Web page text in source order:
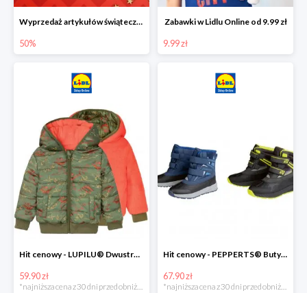
Wyprzedaż artykułów świątecznych w Lidlu Online
50%
Zabawki w Lidlu Online od 9.99 zł
9.99 zł
Hit cenowy - LUPILU® Dwustronna kurtka dziecięca z polarem
59.90 zł
*najniższa cena z 30 dni przed obniżką
Hit cenowy - PEPPERTS® Buty zimowe chłopięce
67.90 zł
*najniższa cena z 30 dni przed obniżką